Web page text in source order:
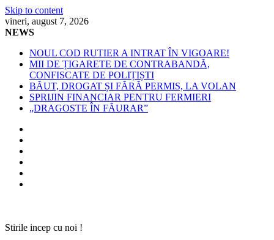
Skip to content
vineri, august 7, 2026
NEWS
NOUL COD RUTIER A INTRAT ÎN VIGOARE!
MII DE ȚIGARETE DE CONTRABANDĂ,
CONFISCATE DE POLIȚIȘTI
BĂUT, DROGAT ȘI FĂRĂ PERMIS, LA VOLAN
SPRIJIN FINANCIAR PENTRU FERMIERI
„DRAGOSTE ÎN FĂURAR”
Stirile incep cu noi !